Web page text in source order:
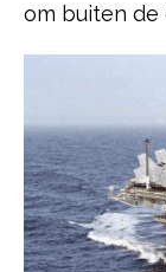
om buiten de